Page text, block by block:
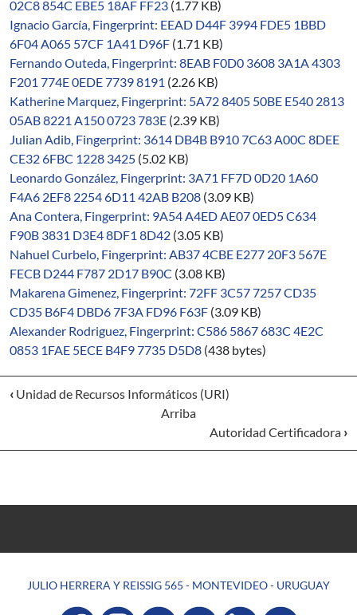
02C8 854C EBE5 18AF FF23 (1.77 KB)
Ignacio García, Fingerprint: EEAD D44F 3994 FDE5 1BBD
6F04 A065 57CF 1A41 D96F (1.71 KB)
Fernando Outeda, Fingerprint: 8EAB F0D0 3608 3A1A 4303
F201 774E 0EDE 7739 8191 (2.26 KB)
Katherine Marquez, Fingerprint: 5A72 8405 50BE E540 2813
05AB 8221 A150 0723 783E (2.39 KB)
Julian Adib, Fingerprint: 3614 DB4B B910 7C63 A00C 8DEE
CE32 6FBC 1228 3425 (5.02 KB)
Leonardo González, Fingerprint: 3A71 FF7D 0D20 1A60
F4A6 2EF8 2254 6D11 42AB B208 (3.09 KB)
Ana Contera, Fingerprint: 9A54 A4ED AE07 0ED5 C634
F90B 3831 D3E4 8DF1 8D42 (3.05 KB)
Nahuel Curbelo, Fingerprint: AB37 4CBE E277 20F3 567E
FECB D244 F787 2D17 B90C (3.08 KB)
Makarena Gimenez, Fingerprint: 72FF 3C57 7257 CD35
CD35 B6F4 DBD6 7F3A FD96 F63F (3.09 KB)
Alexander Rodriguez, Fingerprint: C586 5867 683C 4E2C
0853 1FAE 5ECE B4F9 7735 D5D8 (438 bytes)
‹ Unidad de Recursos Informáticos (URI)
Arriba
Autoridad Certificadora ›
JULIO HERRERA Y REISSIG 565 - MONTEVIDEO - URUGUAY